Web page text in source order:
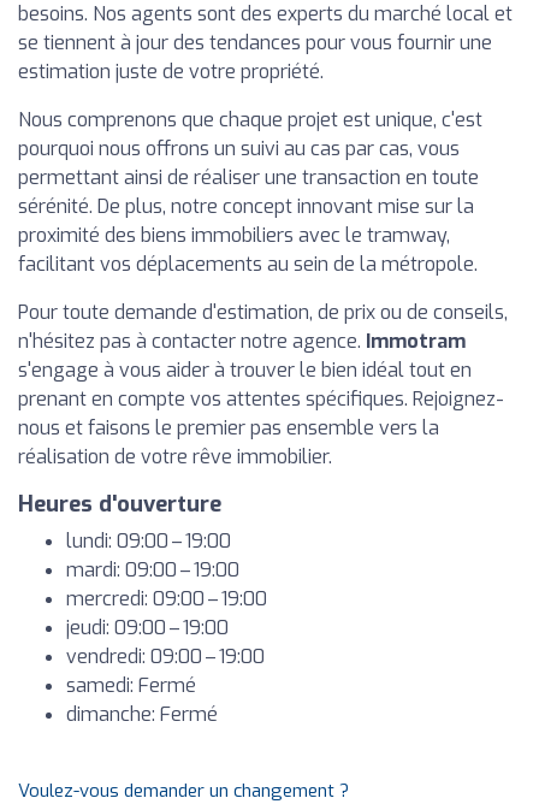
besoins. Nos agents sont des experts du marché local et
se tiennent à jour des tendances pour vous fournir une
estimation juste de votre propriété.
Nous comprenons que chaque projet est unique, c'est
pourquoi nous offrons un suivi au cas par cas, vous
permettant ainsi de réaliser une transaction en toute
sérénité. De plus, notre concept innovant mise sur la
proximité des biens immobiliers avec le tramway,
facilitant vos déplacements au sein de la métropole.
Pour toute demande d'estimation, de prix ou de conseils,
n'hésitez pas à contacter notre agence. Immotram
s'engage à vous aider à trouver le bien idéal tout en
prenant en compte vos attentes spécifiques. Rejoignez-
nous et faisons le premier pas ensemble vers la
réalisation de votre rêve immobilier.
Heures d'ouverture
lundi: 09:00 – 19:00
mardi: 09:00 – 19:00
mercredi: 09:00 – 19:00
jeudi: 09:00 – 19:00
vendredi: 09:00 – 19:00
samedi: Fermé
dimanche: Fermé
Voulez-vous demander un changement ?